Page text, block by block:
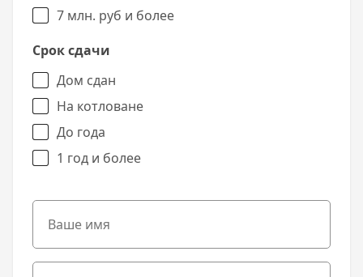
7 млн. руб и более
Срок сдачи
Дом сдан
На котловане
До года
1 год и более